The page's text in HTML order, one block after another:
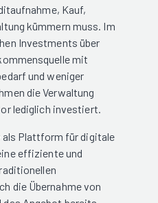
Kauf,
kümmern muss. Im
Investments über
mit
und weniger
die Verwaltung
lediglich investiert.
Plattform für digitale
effiziente und
die Übernahme von